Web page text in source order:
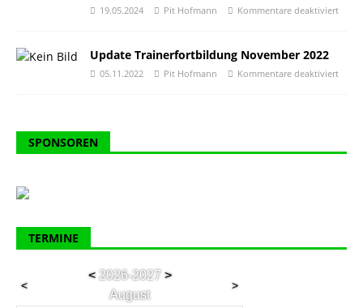
19.05.2024 Pit Hofmann Kommentare deaktiviert
Update Trainerfortbildung November 2022
05.11.2022 Pit Hofmann Kommentare deaktiviert
SPONSOREN
TERMINE
<
<2026-2027 >
August
>